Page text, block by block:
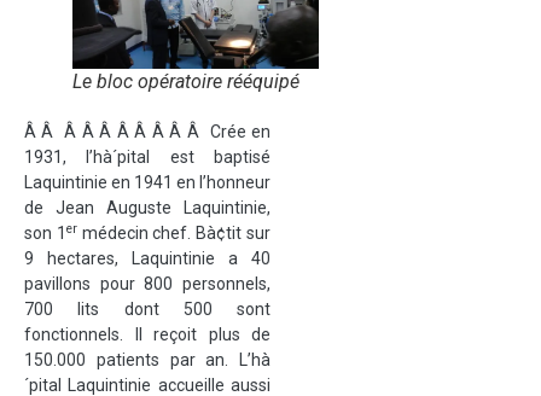
Le bloc opératoire rééquipé
Â Â Â Â Â Â Â Â Â Â Crée en
1931, l’hà´pital est baptisé
Laquintinie en 1941 en l’honneur
de Jean Auguste Laquintinie,
son 1 ermédecin chef. Bà¢tit sur
9 hectares, Laquintinie a 40
pavillons pour 800 personnels,
700 lits dont 500 sont
fonctionnels. Il reçoit plus de
150.000 patients par an. L’hà
´pital Laquintinie accueille aussi